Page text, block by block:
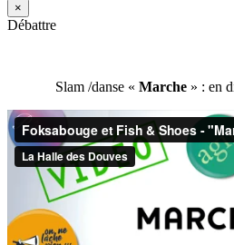
×
Débattre
Slam /danse « Marche » : en